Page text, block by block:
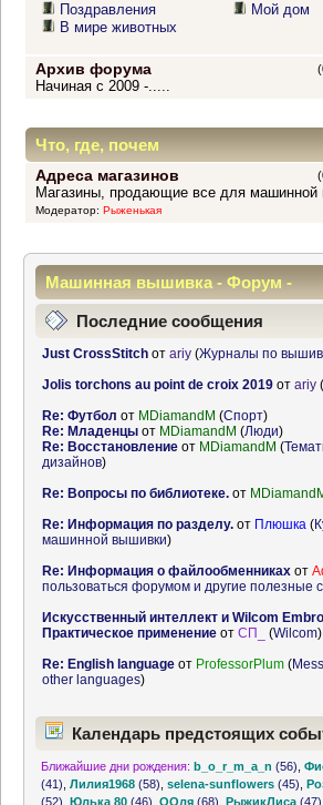
Поздравления
В мире животных
Мой дом
Архив форума (
Начиная с 2009 -.....
Что, где, почем
Адреса магазинов (
Магазины, продающие все для машинной
Модератор: Рыженькая
Машинная вышивка - Форум -
Информационный центр
Последние сообщения
Just CrossStitchот ariy(Журналы по
Jolis torchons au point de croix 2019от ariy(
Re: Футбол от MDiamandM (Спорт)
Re: Младенцыот MDiamandM (Люди)
Re: Восстановлениеот MDiamandM (
дизайнов)
Re: Вопросы по библиотеке.от
Re: Информация по разделу.от Плюшка (
машинной вышивки)
Re: Информация о файлообменникахот
пользоваться форумом и другие полезные
Искусственный интеллект и Wilcom
Практическое применениеот СП_ (Wilcom)
Re: English languageот ProfessorPlum(
other languages)
Календарь предстоящих
Ближайшие дни рождения: b_o_r_m_a_n (56) ,
(41) ,Лилия1968 (58) ,selena-sunflowers (45) ,
(52) ,Юлька 80 (46) ,ООля (68) ,РыжикЛиса (47)